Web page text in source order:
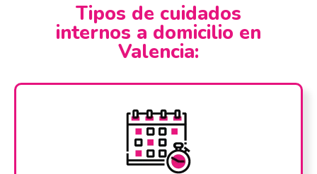
Tipos de cuidados
internos a domicilio en
Valencia: